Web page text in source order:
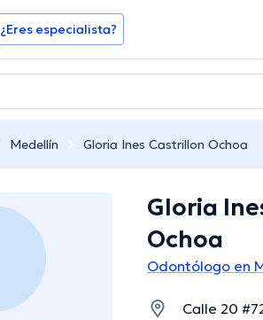
¿Eres especialista?
Medellín Gloria Ines Castrillon Ochoa
Gloria
Ochoa
Odontólogo en
Calle 20